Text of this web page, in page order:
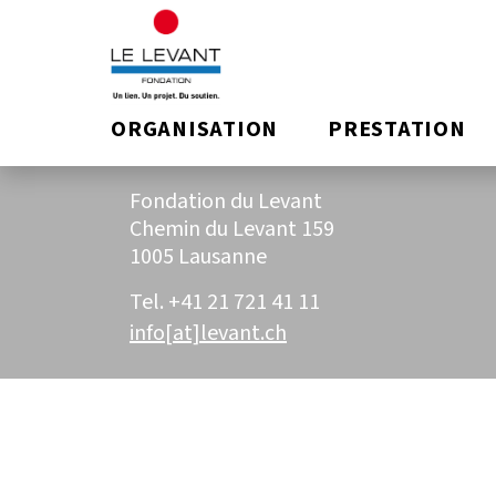
/home/clients/
" class="archive category category-organisation
ORGANISATION PRESTATION
Fondation du Levant
Chemin du Levant 159
1005 Lausanne
Tel. +41 21 721 41 11
info[at]levant.ch